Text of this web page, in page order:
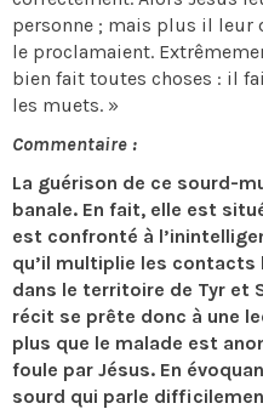
personne ; mais plus il leur
le proclamaient.
bien fait toutes choses : il
les muets. »
Commentaire :
La guérison de ce sourd-
banale. En fait, elle est
est confronté à
qu’il multiplie les contacts
dans le territoire de Tyr et
récit se prête donc à une
plus que le malade est
foule par Jésus. En
sourd qui parle